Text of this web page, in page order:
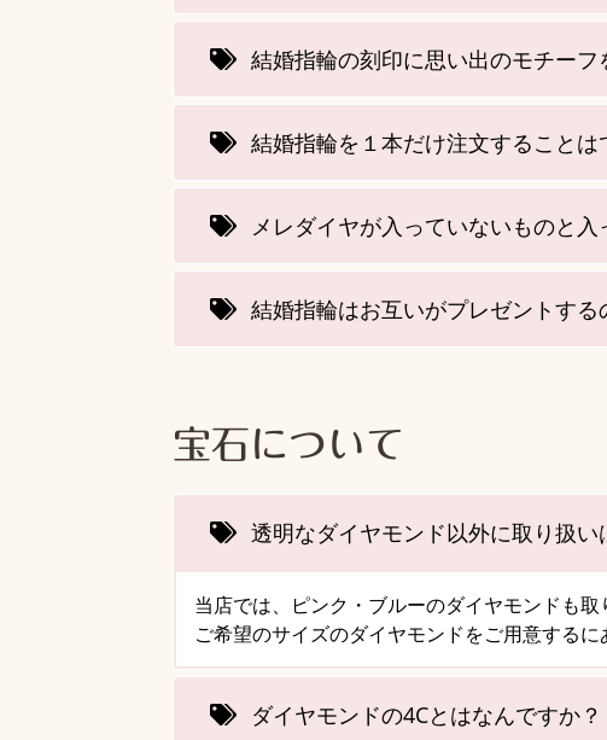
結婚指輪の刻印に思い出のモチーフ
結婚指輪を１本だけ注文することは
メレダイヤが入っていないものと
結婚指輪はお互いがプレゼントする
宝石について
透明なダイヤモンド以外に取り扱い
当店では、ピンク・ブルーのダイヤモンドも取
ご希望のサイズのダイヤモンドをご用意するに
ダイヤモンドの4Cとはなんですか？